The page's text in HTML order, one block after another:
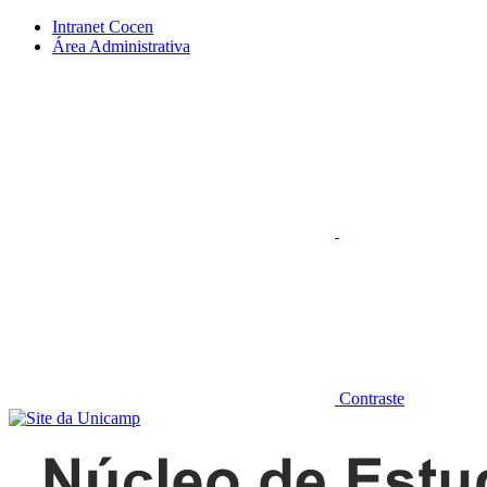
Conteúdo principal Menu principal
Intranet Cocen
Área Administrativa
Contraste